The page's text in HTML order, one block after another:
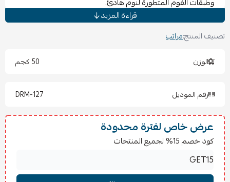
مواصفات مرتبة فوم باركون
اسم المنتج: مرتبة باركون
التصنيف:مراتب
الارتفاع: 26 سم
نظام الدعم: سوست بونيل (سلك 2.2 مم)
مميزات مرتبة فوم باركون
توفر هذهمرتبة فومدعماً مثالياً بفضل نظام سوست بونيل
القوي جداً.
قطر السلك 2.2 مم يمنح المرتبة ثباتاً استثنائياً ويدوم لفترات
داعمة ومريحة جداً.
قراءة المزيد
تصنيف المنتج:مراتب
الوزن
50 كجم
رقم الموديل DRM-127
عرض خاص لفترة محدودة
كود خصم 15% لجميع المنتجات